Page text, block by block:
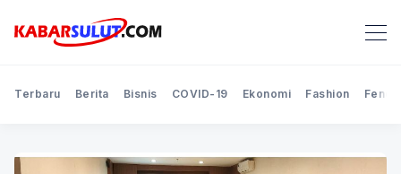
Terbaru Berita Bisnis COVID-19 Ekonomi Fashion